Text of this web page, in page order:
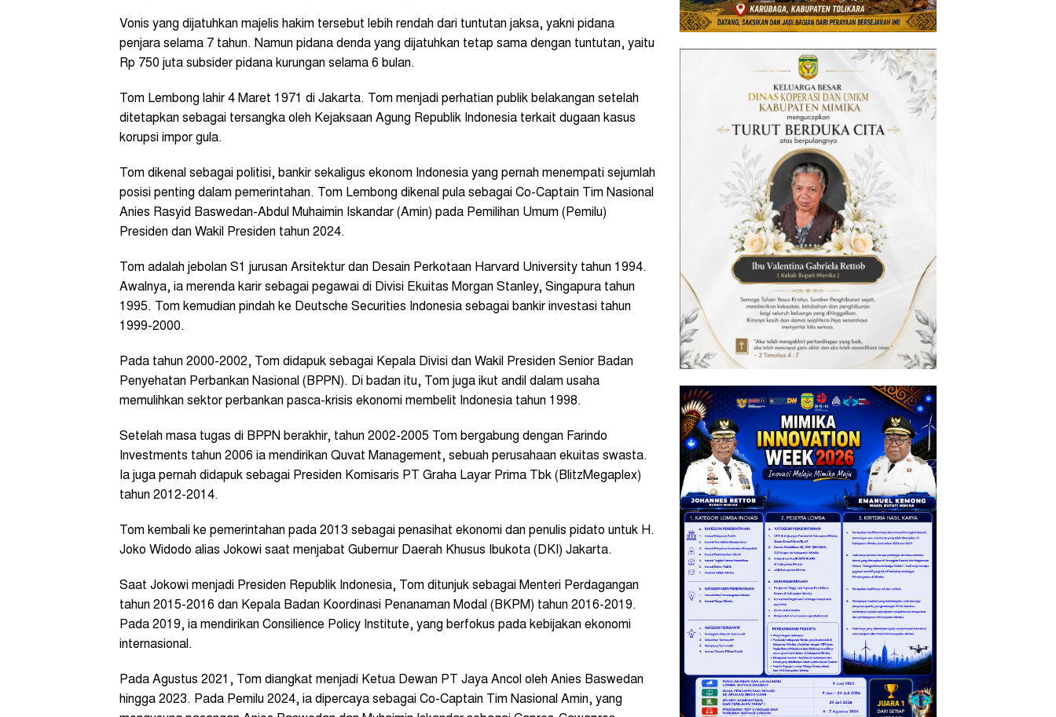
Vonis yang dijatuhkan majelis hakim tersebut lebih rendah dari tuntutan jaksa, yakni pidana
penjara selama 7 tahun. Namun pidana denda yang dijatuhkan tetap sama dengan tuntutan, yaitu
Rp 750 juta subsider pidana kurungan selama 6 bulan.
Tom Lembong lahir 4 Maret 1971 di Jakarta. Tom menjadi perhatian publik belakangan setelah
ditetapkan sebagai tersangka oleh Kejaksaan Agung Republik Indonesia terkait dugaan kasus
korupsi impor gula.
Tom dikenal sebagai politisi, bankir sekaligus ekonom Indonesia yang pernah menempati sejumlah
posisi penting dalam pemerintahan. Tom Lembong dikenal pula sebagai Co-Captain Tim Nasional
Anies Rasyid Baswedan-Abdul Muhaimin Iskandar (Amin) pada Pemilihan Umum (Pemilu)
Presiden dan Wakil Presiden tahun 2024.
Tom adalah jebolan S1 jurusan Arsitektur dan Desain Perkotaan Harvard University tahun 1994.
Awalnya, ia merenda karir sebagai pegawai di Divisi Ekuitas Morgan Stanley, Singapura tahun
1995. Tom kemudian pindah ke Deutsche Securities Indonesia sebagai bankir investasi tahun
1999-2000.
Pada tahun 2000-2002, Tom didapuk sebagai Kepala Divisi dan Wakil Presiden Senior Badan
Penyehatan Perbankan Nasional (BPPN). Di badan itu, Tom juga ikut andil dalam usaha
memulihkan sektor perbankan pasca-krisis ekonomi membelit Indonesia tahun 1998.
Setelah masa tugas di BPPN berakhir, tahun 2002-2005 Tom bergabung dengan Farindo
Investments tahun 2006 ia mendirikan Quvat Management, sebuah perusahaan ekuitas swasta.
Ia juga pernah didapuk sebagai Presiden Komisaris PT Graha Layar Prima Tbk (BlitzMegaplex)
tahun 2012-2014.
Tom kembali ke pemerintahan pada 2013 sebagai penasihat ekonomi dan penulis pidato untuk H.
Joko Widodo alias Jokowi saat menjabat Gubernur Daerah Khusus Ibukota (DKI) Jakarta.
Saat Jokowi menjadi Presiden Republik Indonesia, Tom ditunjuk sebagai Menteri Perdagangan
tahun 2015-2016 dan Kepala Badan Koordinasi Penanaman Modal (BKPM) tahun 2016-2019.
Pada 2019, ia mendirikan Consilience Policy Institute, yang berfokus pada kebijakan ekonomi
internasional.
Pada Agustus 2021, Tom diangkat menjadi Ketua Dewan PT Jaya Ancol oleh Anies Baswedan
hingga 2023. Pada Pemilu 2024, ia dipercaya sebagai Co-Captain Tim Nasional Amin, yang